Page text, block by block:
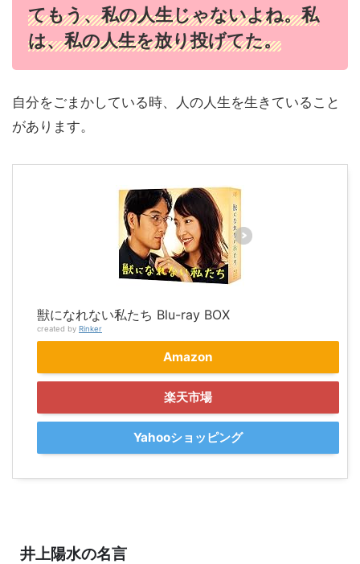
てもう、私の人生じゃないよね。私
は、私の人生を放り投げてた。
自分をごまかしている時、人の人生を生きていること
があります。
獣になれない私たち Blu-ray BOX
created by Rinker
Amazon
楽天市場
Yahooショッピング
井上陽水の名言